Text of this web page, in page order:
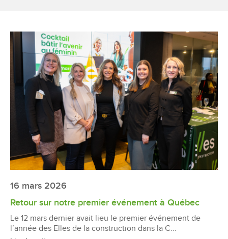
16 mars 2026
Retour sur notre premier événement à Québec
Le 12 mars dernier avait lieu le premier événement de
l’année des Elles de la construction dans la C...